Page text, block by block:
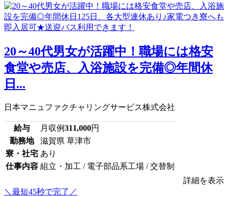
20～40代男女が活躍中！職場には格安
食堂や売店、入浴施設を完備◎年間休
日...
日本マニュファクチャリングサービス株式会社
給与 月収例311,000円
勤務地
滋賀県 草津市
寮・社宅 あり
仕事内容 組立・加工 / 電子部品系工場 / 交替制
詳細を表示
＼最短45秒で完了／